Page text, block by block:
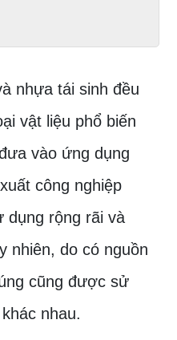
nhựa tái sinh đều
vật liệu phổ biến
vào ứng dụng
công nghiệp
dụng rộng rãi và
nhiên, do có nguồn
cũng được sử
nhau.